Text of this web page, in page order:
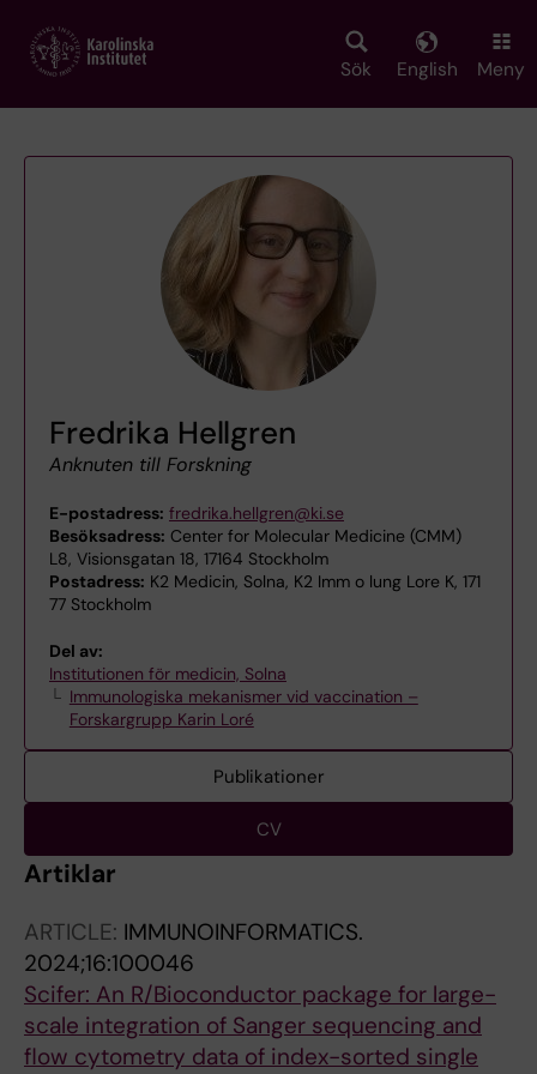
main
Sök English Meny
Fredrika Hellgren
Anknuten till Forskning
E-postadress: fredrika.hellgren@ki.se
Besöksadress: Center for Molecular Medicine (CMM)
L8, Visionsgatan 18, 17164 Stockholm
Postadress: K2 Medicin, Solna, K2 Imm o lung Lore K, 171
77 Stockholm
Del av:
Institutionen för medicin, Solna
Immunologiska mekanismer vid vaccination –
Forskargrupp Karin Loré
Publikationer
CV
Artiklar
ARTICLE: IMMUNOINFORMATICS.
2024;16:100046
Scifer: An R/Bioconductor package for large-
scale integration of Sanger sequencing and
flow cytometry data of index-sorted single